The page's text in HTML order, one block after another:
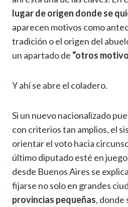
lugar de origen donde se
aparecen motivos como
tradición o el origen del
un apartado de “otros
Y ahí se abre el coladero.
Si un nuevo nacionalizado
con criterios tan amplios, el
orientar el voto hacia
último diputado esté en
desde Buenos Aires se
fijarse no solo en grandes
provincias pequeñas, donde